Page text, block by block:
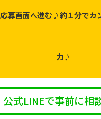
応募画面へ進む♪約１分でカ
力♪
公式LINEで事前に相